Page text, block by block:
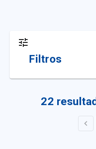
Filtros
22